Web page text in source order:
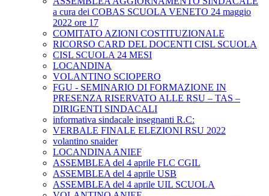
a cura dei COBAS SCUOLA VENETO 24 maggio
2022 ore 17
COMITATO AZIONI COSTITUZIONALE
RICORSO CARD DEL DOCENTI CISL SCUOLA
CISL SCUOLA 24 MESI
LOCANDINA
VOLANTINO SCIOPERO
FGU - SEMINARIO DI FORMAZIONE IN
PRESENZA RISERVATO ALLE RSU – TAS –
DIRIGENTI SINDACALI
informativa sindacale insegnanti R.C:
VERBALE FINALE ELEZIONI RSU 2022
volantino snaider
LOCANDINA ANIEF
ASSEMBLEA del 4 aprile FLC CGIL
ASSEMBLEA del 4 aprile USB
ASSEMBLEA del 4 aprile UIL SCUOLA